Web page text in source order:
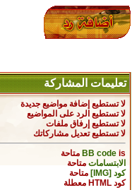
تعليمات المشاركة
لا تستطيع إضافة مواضيع جديدة
لا تستطيع الرد على المواضيع
لا تستطيع إرفاق ملفات
لا تستطيعتعديل مشاركاتك
BB codeis
متاحة
الابتسامات متاحة
كود [IMG]
متاحة
كود HTML
معطلة